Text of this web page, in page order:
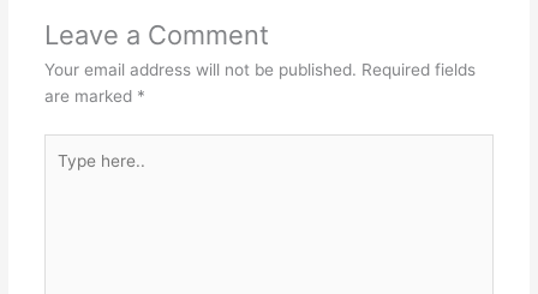
Leave a Comment
Your email address will not be published. Required fields
are marked *
here..